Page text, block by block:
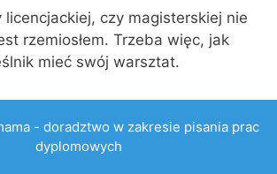
licencjackiej, czy magisterskiej nie
rzemiosłem. Trzeba więc, jak
mieć swój warsztat.
- doradztwo w zakresie pisania prac
dyplomowych